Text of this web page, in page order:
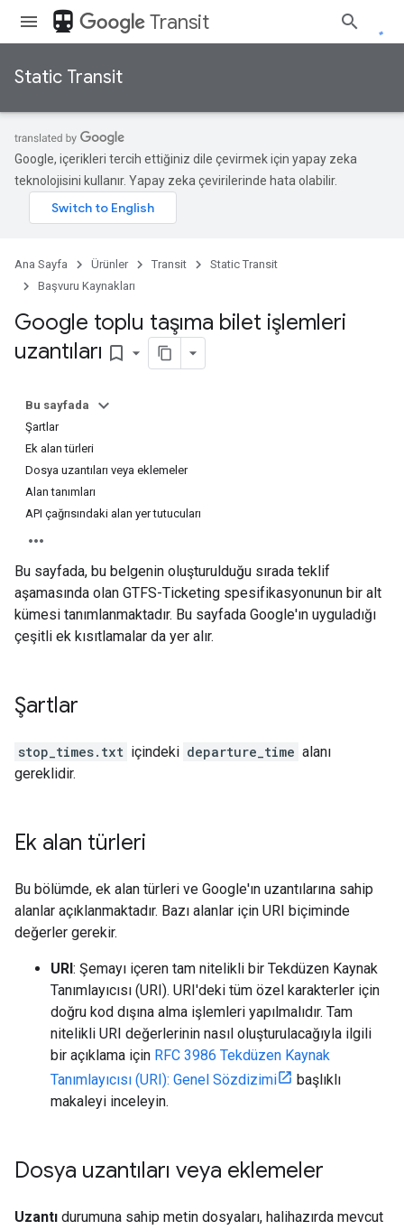
directions_transit Transit
Static Transit
Google, içerikleri tercih ettiğiniz dile çevirmek için yapay zeka
teknolojisini kullanır. Yapay zeka çevirilerinde hata olabilir.
Ana Sayfa Ürünler Transit
Static Transit
Başvuru Kaynakları
Google toplu taşıma bilet işlemleri
uzantıları bookmark_border
Bu sayfada
Şartlar
Ek alan türleri
Dosya uzantıları veya eklemeler
Alan tanımları
API çağrısındaki alan yer tutucuları
Bu sayfada, bu belgenin oluşturulduğu sırada teklif
aşamasında olan GTFS-Ticketing spesifikasyonunun bir alt
kümesi tanımlanmaktadır. Bu sayfada Google'ın uyguladığı
çeşitli ek kısıtlamalar da yer alır.
Şartlar
stop_times.txt içindeki departure_time alanı
gereklidir.
Ek alan türleri
Bu bölümde, ek alan türleri ve Google'ın uzantılarına sahip
alanlar açıklanmaktadır. Bazı alanlar için URI biçiminde
değerler gerekir.
URI: Şemayı içeren tam nitelikli bir Tekdüzen Kaynak
Tanımlayıcısı (URI). URI'deki tüm özel karakterler için
doğru kod dışına alma işlemleri yapılmalıdır. Tam
nitelikli URI değerlerinin nasıl oluşturulacağıyla ilgili
bir açıklama için RFC 3986 Tekdüzen Kaynak
Tanımlayıcısı (URI): Genel Sözdizimi
başlıklı
makaleyi inceleyin.
Dosya uzantıları veya eklemeler
Uzantı durumuna sahip metin dosyaları, halihazırda mevcut